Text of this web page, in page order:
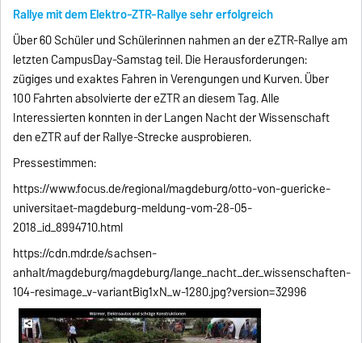
Rallye mit dem Elektro-ZTR-Rallye sehr erfolgreich
Über 60 Schüler und Schülerinnen nahmen an der eZTR-Rallye am
letzten CampusDay-Samstag teil. Die Herausforderungen:
zügiges und exaktes Fahren in Verengungen und Kurven. Über
100 Fahrten absolvierte der eZTR an diesem Tag. Alle
Interessierten konnten in der Langen Nacht der Wissenschaft
den eZTR auf der Rallye-Strecke ausprobieren.
Pressestimmen:
https://www.focus.de/regional/magdeburg/otto-von-guericke-
universitaet-magdeburg-meldung-vom-28-05-
2018_id_8994710.html
https://cdn.mdr.de/sachsen-
anhalt/magdeburg/magdeburg/lange_nacht_der_wissenschaften-
104-resimage_v-variantBig1xN_w-1280.jpg?version=32996